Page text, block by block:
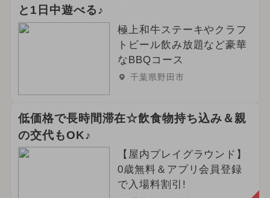
と1日中遊べる♪
極上和牛ステーキやクラフ
トビール飲み放題など豪華
なBBQコース
千葉県野田市
低価格で長時間滞在☆飲食物持ち込み＆親
の交代もOK♪
【屋内プレイグラウンド】
0歳無料＆アプリ会員登録
で入場料割引!